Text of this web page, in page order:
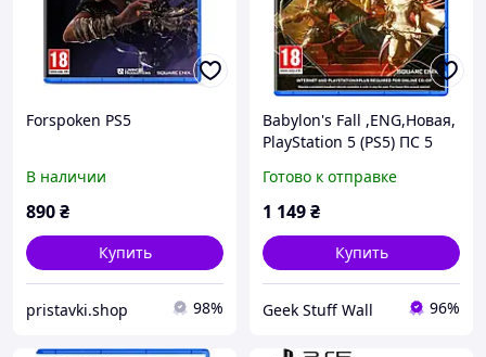
Forspoken PS5
В наличии
890₴
Купить
pristavki.shop 98%
Babylon's Fall ,ENG,Новая,
PlayStation 5 (PS5) ПС 5
Готово к отправке
1 149₴
Купить
Geek Stuff Wall 96%